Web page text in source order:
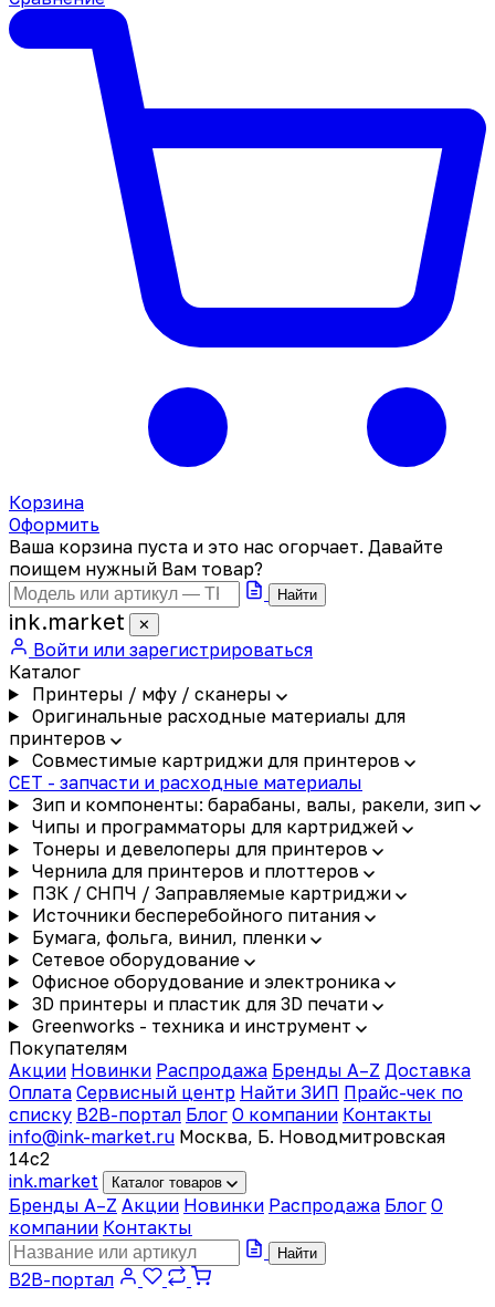
Корзина
Оформить
Ваша корзина пуста и это нас огорчает. Давайте
поищем нужный Вам товар?
Найти
ink.market ✕
Войти или зарегистрироваться
Каталог
Принтеры / мфу / сканеры
Оригинальные расходные материалы для
принтеров
Совместимые картриджи для принтеров
CET - запчасти и расходные материалы
Зип и компоненты: барабаны, валы, ракели, зип
Чипы и программаторы для картриджей
Тонеры и девелоперы для принтеров
Чернила для принтеров и плоттеров
ПЗК / СНПЧ / Заправляемые картриджи
Источники бесперебойного питания
Бумага, фольга, винил, пленки
Сетевое оборудование
Офисное оборудование и электроника
3D принтеры и пластик для 3D печати
Greenworks - техника и инструмент
Покупателям
Акции Новинки Распродажа Бренды A–Z Доставка
Оплата Сервисный центр Найти ЗИП Прайс-чек по
списку B2B-портал Блог О компании Контакты
info@ink-market.ru Москва, Б. Новодмитровская
14с2
ink.market Каталог товаров
Бренды A–Z Акции Новинки Распродажа Блог О
компании Контакты
Найти
B2B-портал